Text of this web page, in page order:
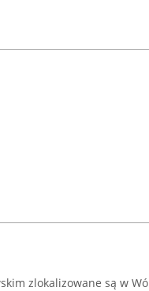
zlokalizowane są w